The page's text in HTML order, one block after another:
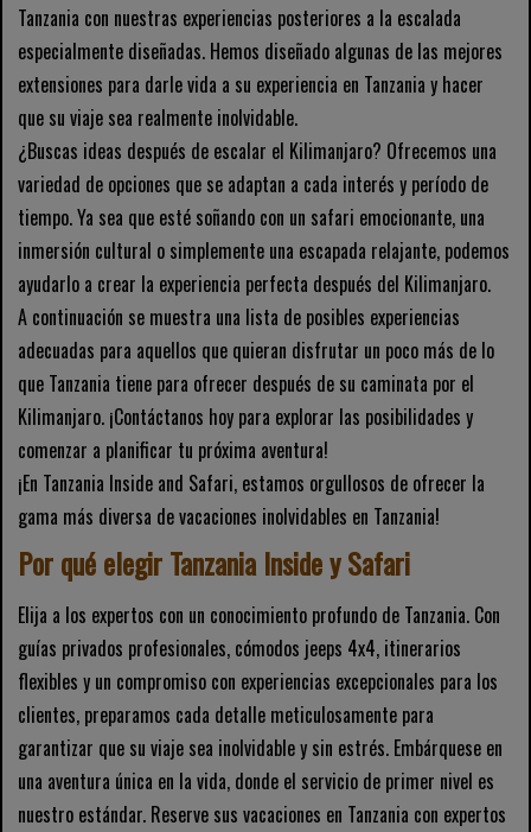
Tanzania con nuestras experiencias posteriores a la escalada
especialmente diseñadas. Hemos diseñado algunas de las mejores
extensiones para darle vida a su experiencia en Tanzania y hacer
que su viaje sea realmente inolvidable.
¿Buscas ideas después de escalar el Kilimanjaro? Ofrecemos una
variedad de opciones que se adaptan a cada interés y período de
tiempo. Ya sea que esté soñando con un safari emocionante, una
inmersión cultural o simplemente una escapada relajante, podemos
ayudarlo a crear la experiencia perfecta después del Kilimanjaro.
A continuación se muestra una lista de posibles experiencias
adecuadas para aquellos que quieran disfrutar un poco más de lo
que Tanzania tiene para ofrecer después de su caminata por el
Kilimanjaro. ¡Contáctanos hoy para explorar las posibilidades y
comenzar a planificar tu próxima aventura!
¡En Tanzania Inside and Safari, estamos orgullosos de ofrecer la
gama más diversa de vacaciones inolvidables en Tanzania!
Por qué elegir Tanzania Inside y Safari
Elija a los expertos con un conocimiento profundo de Tanzania. Con
guías privados profesionales, cómodos jeeps 4x4, itinerarios
flexibles y un compromiso con experiencias excepcionales para los
clientes, preparamos cada detalle meticulosamente para
garantizar que su viaje sea inolvidable y sin estrés. Embárquese en
una aventura única en la vida, donde el servicio de primer nivel es
nuestro estándar. Reserve sus vacaciones en Tanzania con expertos